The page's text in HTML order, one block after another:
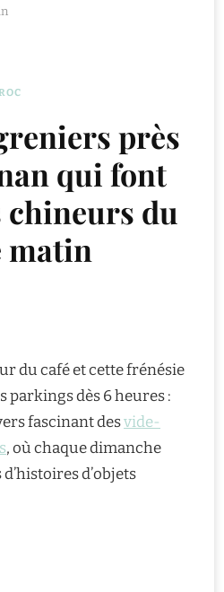
près
qui font
chineurs du
matin
du café et cette frénésie
parkings dès 6 heures :
fascinant desvide-
, où chaque dimanche
d’objets